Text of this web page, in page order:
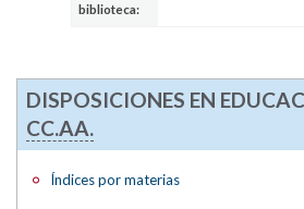
biblioteca:
DISPOSICIONES EN
CC.AA.
Índices por materias